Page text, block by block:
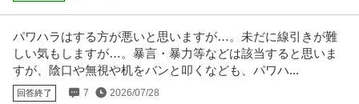
パワハラはする方が悪いと思いますが…。未だに線引きが難
しい気もしますが…。暴言・暴力等などは該当すると思いま
すが、陰口や無視や机をバンと叩くなども、パワハ...
回答終了 7 2026/07/28